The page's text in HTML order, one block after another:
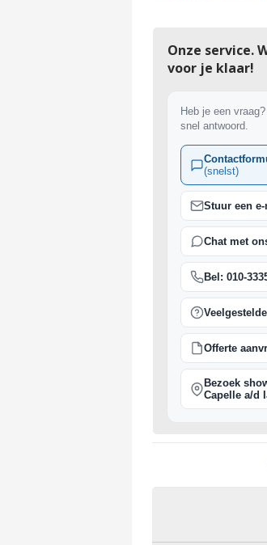
Onze service.
voor je klaar!
Heb je een
snel antwoord.
(snelst)
Stuur een e-
Chat met
Bel: 010-
Offerte
Bezoek
Capelle a/d